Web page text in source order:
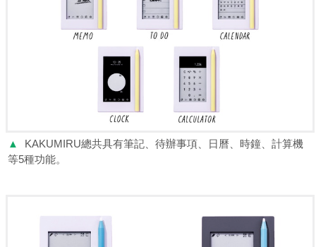
▲
KAKUMIRU總共具有筆記、待辦事項、日曆、時鐘、計算機
等5種功能。